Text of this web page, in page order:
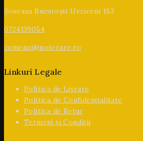
Șoseaua București Urziceni 153
0724139054
comenzi@noterare.ro
Linkuri Legale
Politica de Livrare
Politica de Confidențialitate
Politica de Retur
Termeni și Condiții